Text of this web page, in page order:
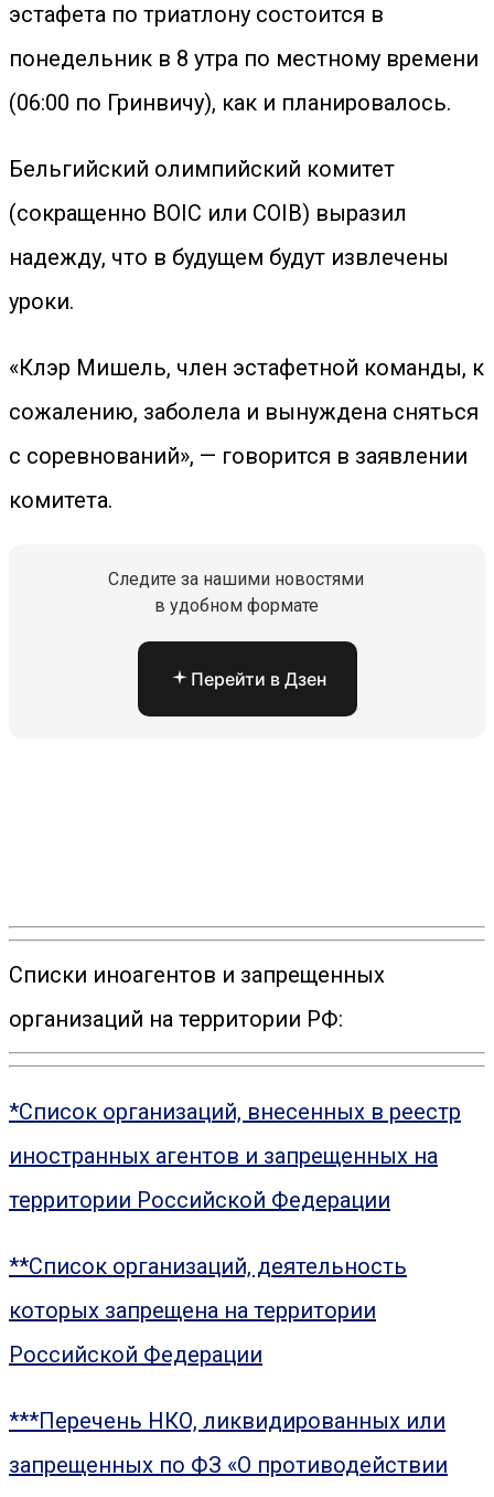
эстафета по триатлону состоится в
понедельник в 8 утра по местному времени
(06:00 по Гринвичу), как и планировалось.
Бельгийский олимпийский комитет
(сокращенно BOIC или COIB) выразил
надежду, что в будущем будут извлечены
уроки.
«Клэр Мишель, член эстафетной команды, к
сожалению, заболела и вынуждена сняться
с соревнований», — говорится в заявлении
комитета.
Следите за нашими новостями
в удобном формате
Перейти в Дзен
Списки иноагентов и запрещенных
организаций на территории РФ:
*Список организаций, внесенных в реестр
иностранных агентов и запрещенных на
территории Российской Федерации
**Список организаций, деятельность
которых запрещена на территории
Российской Федерации
***Перечень НКО, ликвидированных или
запрещенных по ФЗ «О противодействии